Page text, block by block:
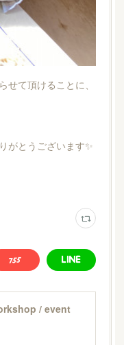
て頂けることに、
がとうございます✨
/ event